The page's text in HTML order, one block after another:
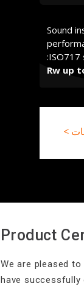
Rw
Product
We are
have